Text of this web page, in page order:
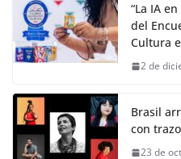
“La IA
del
Cultura
2 de
Brasil
con
23 de